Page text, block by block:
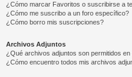
¿Cómo marcar Favoritos o suscribirse a
¿Cómo me suscribo a un foro específico?
¿Cómo borro mis suscripciones?
Archivos Adjuntos
¿Qué archivos adjuntos son permitidos en
¿Cómo encuentro todos mis archivos